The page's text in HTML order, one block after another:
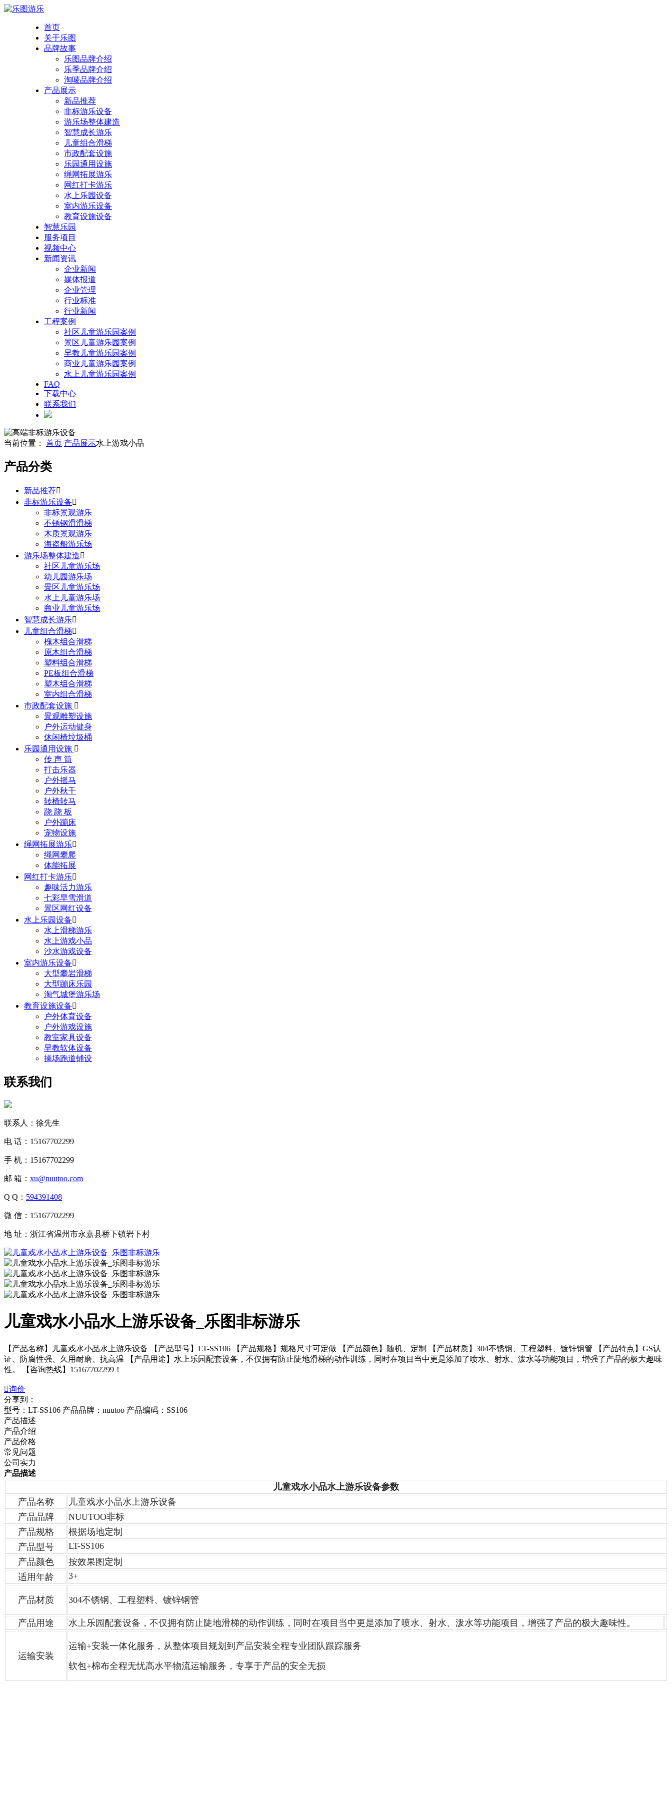
首页
关于乐图
品牌故事
乐图品牌介绍
乐季品牌介绍
淘唛品牌介绍
产品展示
新品推荐
非标游乐设备
游乐场整体建造
智慧成长游乐
儿童组合滑梯
市政配套设施
乐园通用设施
绳网拓展游乐
网红打卡游乐
水上乐园设备
室内游乐设备
教育设施设备
智慧乐园
服务项目
视频中心
新闻资讯
企业新闻
媒体报道
企业管理
行业标准
行业新闻
工程案例
社区儿童游乐园案例
景区儿童游乐园案例
早教儿童游乐园案例
商业儿童游乐园案例
水上儿童游乐园案例
FAQ
下载中心
联系我们
当前位置： 首页 产品展示水上游戏小品
产品分类
新品推荐
非标游乐设备
非标景观游乐
不锈钢滑滑梯
木质景观游乐
海盗船游乐场
游乐场整体建造
社区儿童游乐场
幼儿园游乐场
景区儿童游乐场
水上儿童游乐场
商业儿童游乐场
智慧成长游乐
儿童组合滑梯
槐木组合滑梯
原木组合滑梯
塑料组合滑梯
PE板组合滑梯
塑木组合滑梯
室内组合滑梯
市政配套设施 
景观雕塑设施
户外运动健身
休闲椅垃圾桶
乐园通用设施 
传 声 筒
打击乐器
户外摇马
户外秋千
转椅转马
跷 跷 板
户外蹦床
宠物设施
绳网拓展游乐
绳网攀爬
体能拓展
网红打卡游乐
趣味活力游乐
七彩旱雪滑道
景区网红设备
水上乐园设备
水上滑梯游乐
水上游戏小品
沙水游戏设备
室内游乐设备
大型攀岩滑梯
大型蹦床乐园
淘气城堡游乐场
教育设施设备
户外体育设备
户外游戏设施
教室家具设备
早教软体设备
操场跑道铺设
联系我们
联系人：徐先生
电 话：15167702299
手 机：15167702299
邮 箱： xu@nuutoo.com
Q Q： 594391408
微 信：15167702299
地 址：浙江省温州市永嘉县桥下镇岩下村
儿童戏水小品水上游乐设备_乐图非标游乐
【产品名称】儿童戏水小品水上游乐设备 【产品型号】LT-SS106 【产品规格】规格尺寸可定做 【产品颜色】随机、定制 【产品材质】304不锈钢、工程塑料、镀锌钢管 【产品特点】GS认
证、防腐性强、久用耐磨、抗高温 【产品用途】水上乐园配套设备，不仅拥有防止陡地滑梯的动作训练，同时在项目当中更是添加了喷水、射水、泼水等功能项目，增强了产品的极大趣味
性。 【咨询热线】15167702299！
询价
分享到：
型号：LT-SS106 产品品牌：nuutoo 产品编码：SS106
产品描述
产品介绍
产品价格
常见问题
公司实力
产品描述
儿童戏水小品水上游乐设备参数
产品名称
儿童戏水小品水上游乐设备
产品品牌
NUUTOO非标
产品规格
根据场地定制
产品型号
LT-SS106
产品颜色
按效果图定制
适用年龄
3+
产品材质 304不锈钢、工程塑料、镀锌钢管
产品用途 水上乐园配套设备，不仅拥有防止陡地滑梯的动作训练，同时在项目当中更是添加了喷水、射水、泼水等功能项目，增强了产品的极大趣味性。
运输安装
运输+安装一体化服务，从整体项目规划到产品安装全程专业团队跟踪服务
软包+棉布全程无忧高水平物流运输服务，专享于产品的安全无损